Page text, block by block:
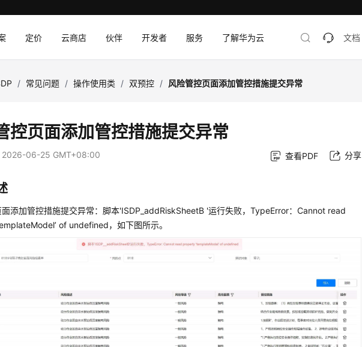
定价 云商店 伙伴 开发者 服务 了解华为云 文档
/ 常见问题 / 操作使用类 / 双预控 / 风险管控页面添加管控措施提交异常
控页面添加管控措施提交异常
2026-06-25 GMT+08:00 查看PDF 分享
面添加管控措施提交异常：脚本'ISDP_addRiskSheetB '运行失败，TypeError：Cannot read
of undefined，如下图所示。